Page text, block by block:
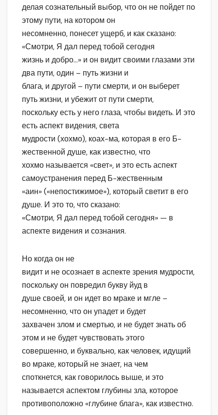
делая сознательный выбор, что он не пойдет по
этому пути, на котором он
несомненно, понесет ущерб, и как сказано:
«Смотри, Я дал перед тобой сегодня
жизнь и добро…» и он видит своими глазами эти
два пути, один – путь жизни и
блага, и другой – пути смерти, и он выберет
путь жизни, и убежит от пути смерти,
поскольку есть у него глаза, чтобы видеть. И это
есть аспект видения, света
мудрости (хохмо), коах-ма, которая в его Б-
жественной душе, как известно, что
хохмо называется «свет», и это есть аспект
самоустранения перед Б-жественным
«аин» («непостижимое»), который светит в его
душе. И это то, что сказано:
«Смотри, Я дал перед тобой сегодня» — в
аспекте видения и сознания.
Но когда он не
видит и не осознает в аспекте зрения мудрости,
поскольку он повредил букву йуд в
душе своей, и он идет во мраке и мгле –
несомненно, что он упадет и будет
захвачен злом и смертью, и не будет знать об
этом и не будет чувствовать этого
совершенно, и буквально, как человек, идущий
во мраке, который не знает, на чем
споткнется, как говорилось выше, и это
называется аспектом глубины зла, которое
противоположно «глубине блага», как известно.